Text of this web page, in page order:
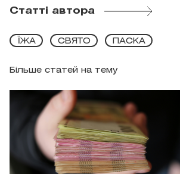
Статті автора
Більше статей на тему
ЇЖА СВЯТО ПАСКА